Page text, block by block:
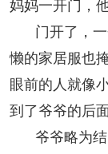
妈妈一开门，
门开了，
懒的家居服也
眼前的人就像
到了爷爷的后面
爷爷略为